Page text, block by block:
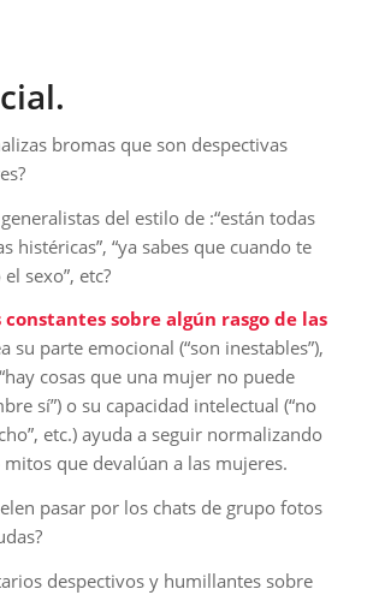
bromas que son despectivas
del estilo de :“están todas
histéricas”, “ya sabes que cuando te
sexo”, etc?
sobre algún rasgo de las
su parte emocional (“son inestables”),
cosas que una mujer no puede
sí”) o su capacidad intelectual (“no
etc.) ayuda a seguir normalizando
que devalúan a las mujeres.
pasar por los chats de grupo fotos
despectivos y humillantes sobre